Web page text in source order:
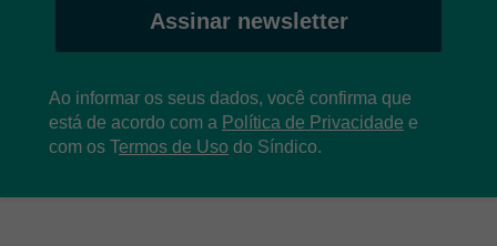
Assinar newsletter
Ao informar os seus dados, você confirma que
está de acordo com a Política de Privacidade e
com os Termos de Uso do Síndico.